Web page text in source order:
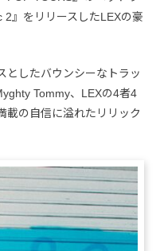
』をリリースしたLEXの豪
としたバウンシーなトラッ
Tommy、LEXの4者4
載の自信に溢れたリリック